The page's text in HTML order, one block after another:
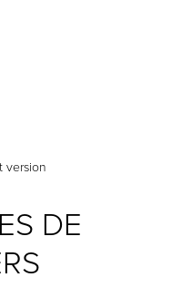
version
DE